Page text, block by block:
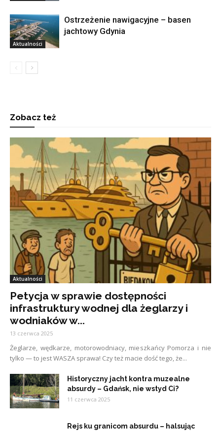
Aktualności
Ostrzeżenie nawigacyjne – basen
jachtowy Gdynia
Zobacz też
Aktualności
Petycja w sprawie dostępności
infrastruktury wodnej dla żeglarzy i
wodniaków w...
13 czerwca 2025
Żeglarze, wędkarze, motorowodniacy, mieszkańcy Pomorza i nie
tylko — to jest WASZA sprawa! Czy też macie dość tego, że...
Historyczny jacht kontra muzealne
absurdy – Gdańsk, nie wstyd Ci?
11 czerwca 2025
Rejs ku granicom absurdu – halsując